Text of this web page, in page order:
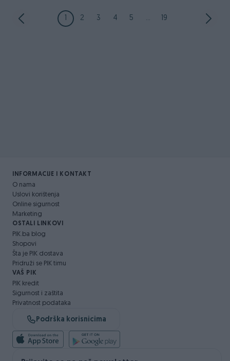
1 2 3 4 5 ... 19
INFORMACIJE I KONTAKT
O nama
Uslovi korištenja
Online sigurnost
Marketing
OSTALI LINKOVI
PIK.ba blog
Shopovi
Šta je PIK dostava
Pridruži se PIK timu
VAŠ PIK
PIK kredit
Sigurnost i zaštita
Privatnost podataka
Podrška korisnicima